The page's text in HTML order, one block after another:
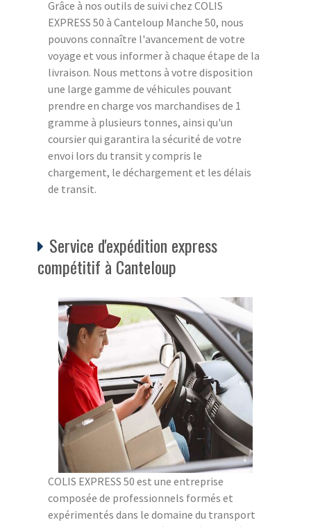
Grâce à nos outils de suivi chez COLIS
EXPRESS 50 à Canteloup Manche 50, nous
pouvons connaître l'avancement de votre
voyage et vous informer à chaque étape de la
livraison. Nous mettons à votre disposition
une large gamme de véhicules pouvant
prendre en charge vos marchandises de 1
gramme à plusieurs tonnes, ainsi qu'un
coursier qui garantira la sécurité de votre
envoi lors du transit y compris le
chargement, le déchargement et les délais
de transit.
Service d'expédition express
compétitif à Canteloup
COLIS EXPRESS 50 est une entreprise
composée de professionnels formés et
expérimentés dans le domaine du transport